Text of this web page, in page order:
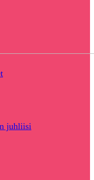
juhliisi